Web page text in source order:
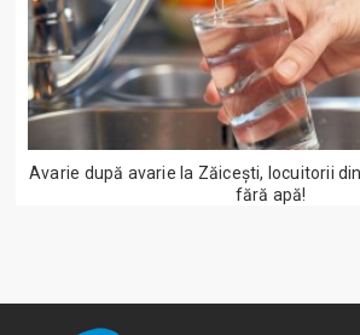
Avarie după avarie la Zăicești, locuitorii
fără apă!